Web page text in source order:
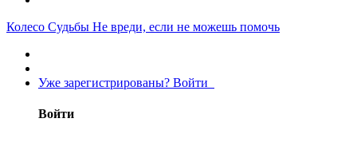
Колесо Судьбы Не вреди, если не можешь помочь
Уже зарегистрированы? Войти
Войти